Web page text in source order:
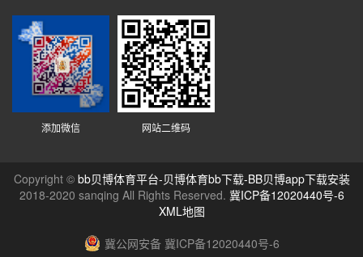
添加微信 网站二维码
Copyright © bb贝博体育平台-贝博体育bb下载-BB贝博app下载安装
2018-2020 sanqing All Rights Reserved. 冀ICP备12020440号-6
XML地图
冀公网安备 冀ICP备12020440号-6